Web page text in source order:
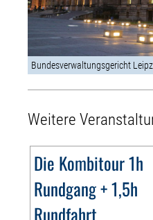
Bundesverwaltungsgericht
Weitere
Die Kombitour 1h
Rundgang + 1,5h
Rundfahrt